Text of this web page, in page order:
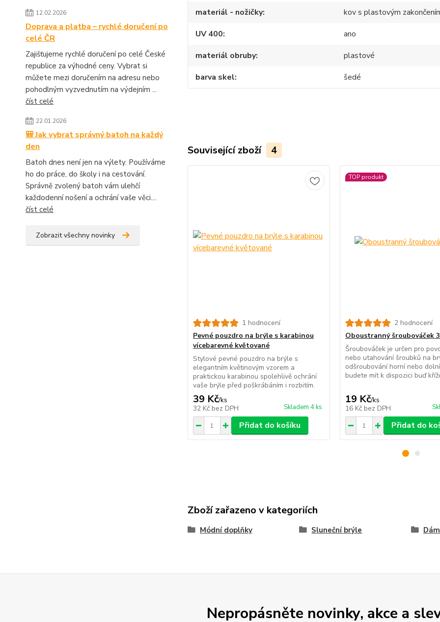
12.02.2026
Doprava a platba – rychlé doručení po
celé ČR
Zajišťujeme rychlé doručení po celé České
republice za výhodné ceny. Vybrat si
můžete mezi doručením na adresu nebo
pohodlným vyzvednutím na výdejním ...
číst celé
22.01.2026
🎒 Jak vybrat správný batoh na každý
den
Batoh dnes není jen na výlety. Používáme
ho do práce, do školy i na cestování.
Správně zvolený batoh vám ulehčí
každodenní nošení a ochrání vaše věci....
číst celé
Zobrazit všechny novinky
materiál - nožičky
kov s plastovým
UV 400
ano
materiál obruby
plastové
barva skel
šedé
Související zboží 4
1 hodnocení
Pevné pouzdro na brýle s karabinou
vícebarevné květované
Stylové pevné pouzdro na brýle s
elegantním květinovým vzorem a
praktickou karabinou spolehlivě ochrání
vaše brýle před poškrábáním i rozbitím.
39 Kč/ks
32 Kč bez DPH Skladem 4 ks
Přidat do košíku
TOP produkt
2 hodnocení
Oboustranný šroubováček
Šroubováček je určen pro
nebo utahování šroubků na
odšroubování horní nebo
budete mít k dispozici buď
19 Kč/ks
16 Kč bez DPH
Přidat do
Zboží zařazeno v kategoriích
Módní doplňky Sluneční brýle
Nepropásněte novinky, akce a